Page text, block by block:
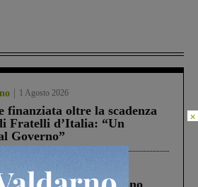
1 Agosto 2026
finanziata oltre la scadenza
Fratelli d’Italia: “Un
Governo”
×